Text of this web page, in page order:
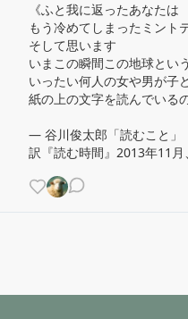
《ふと我に返ったあなたは
もう冷めてしまったミント
そして思います
いまこの瞬間この地球とい
いったい何人の女や男が子
紙の上の文字を読んでいる
— 谷川俊太郎「読むこと」
訳『読む時間』2013年11月